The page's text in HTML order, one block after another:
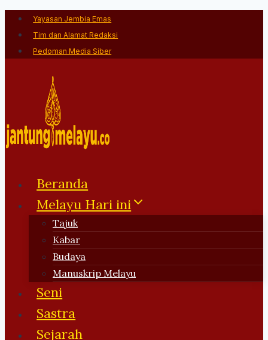
Skip
content
Yayasan Jembia Emas
Tim dan Alamat Redaksi
Pedoman Media Siber
Beranda
Melayu Hari ini
Tajuk
Kabar
Budaya
Manuskrip Melayu
Seni
Sastra
Sejarah